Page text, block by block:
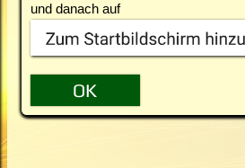
und danach auf